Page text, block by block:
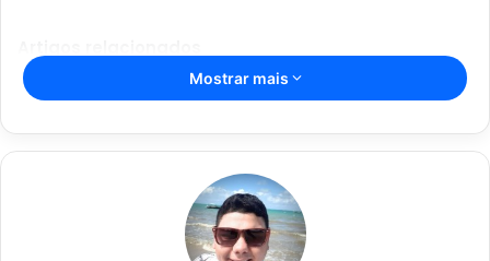
paladar: macarrão com creme de
16/06/2023
Parmegiana de Frango: a escolha
Mostrar mais